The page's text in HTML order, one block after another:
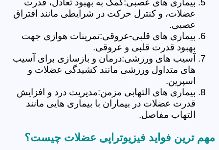
بیماری های عصبی:کمک به بهبود تعادل، قدرت
عضلات، و کنترل حرکت در شرایطی مانند افتراق
عصبی.
بیماری های قلبی-عروقی:تمرینات هوازی جهت
بهبود قدرت قلبی و عروقی.
آسیب های ورزشی:درمان و بازسازی برای آسیب
های متداول ورزشی مانند کشیدگی عضلات و
اسپرین.
بیماری های التهابی مزمن:مدیریت درد و افزایش
قدرت عضلات در بیماران با بیماری هایی مانند
التهاب مفاصل.
مهم ترین فواید فیزیوتراپی عضلات چیست؟